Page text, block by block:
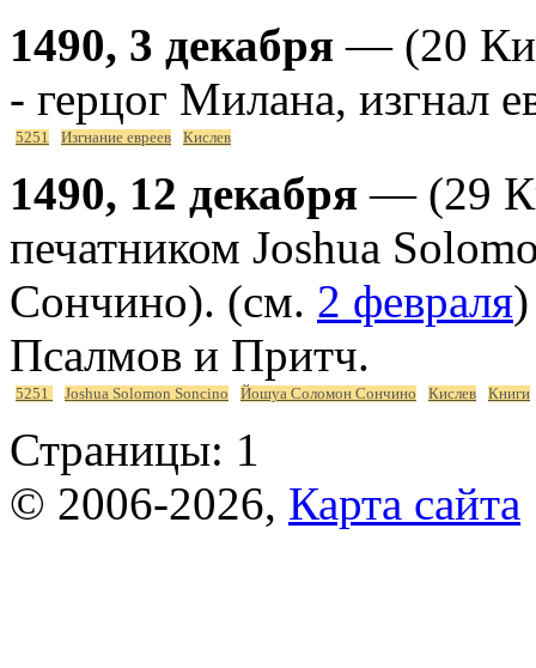
1490, 3 декабря — (20
- герцог Милана, изгнал
5251 Изгнание евреев Кислев
1490, 12 декабря — (29
печатником Joshua
Сончино). (см. 2 февраля
Псалмов и Притч.
5251 Joshua Solomon Soncino Йошуа Соломон Сончино Кислев Книги
Страницы: 1
© 2006-2026, Карта сайта